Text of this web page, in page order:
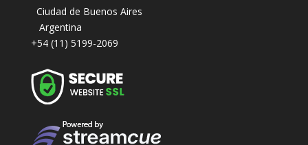
Ciudad de Buenos Aires
Argentina
+54 (11) 5199-2069